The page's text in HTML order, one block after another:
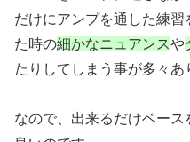
だけにアンプを通した練
た時の細かなニュアンスや
たりしてしまう事が多々あ
なので、出来るだけベー